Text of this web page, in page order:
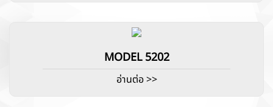
MODEL 5202
อ่านต่อ >>